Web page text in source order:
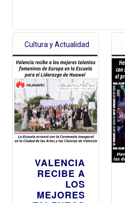
Cultura y Actualidad
VALENCIA
RECIBE A
LOS
MEJORES